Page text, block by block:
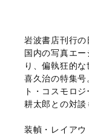
岩波書店刊行
国内の写真エ
り、偏執狂的
喜久治の特集号
ト・コスモロ
耕太郎との対談
装幀・レイアウ